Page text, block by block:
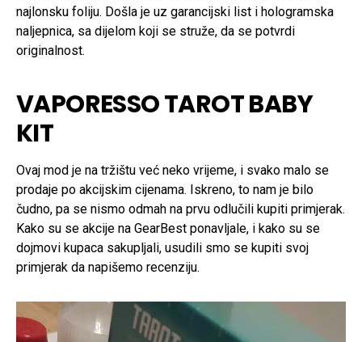
najlonsku foliju. Došla je uz garancijski list i hologramska
naljepnica, sa dijelom koji se struže, da se potvrdi
originalnost.
VAPORESSO TAROT BABY
KIT
Ovaj mod je na tržištu već neko vrijeme, i svako malo se
prodaje po akcijskim cijenama. Iskreno, to nam je bilo
čudno, pa se nismo odmah na prvu odlučili kupiti primjerak.
Kako su se akcije na GearBest ponavljale, i kako su se
dojmovi kupaca sakupljali, usudili smo se kupiti svoj
primjerak da napišemo recenziju.